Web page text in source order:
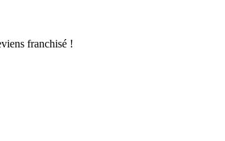
franchisé !